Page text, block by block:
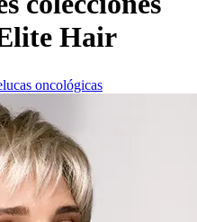
Hair
oncológicas